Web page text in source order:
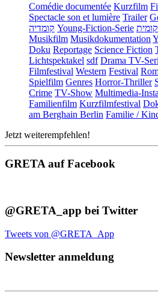
Comédie documentée Kurzfilm
Spectacle son et lumière Trailer
קומדיה Young-Fiction-Serie
Musikfilm Musikdokumentation
Doku Reportage Science Fiction
Lichtspektakel sdf Drama TV-
Filmfestival Western Festival
Spielfilm Genres Horror-Thriller
Crime TV-Show Multimedia-
Familienfilm Kurzfilmfestival
am Berghain Berlin Familie /
Jetzt weiterempfehlen!
GRETA auf Facebook
@GRETA_app bei Twitter
Tweets von @GRETA_App
Newsletter anmeldung